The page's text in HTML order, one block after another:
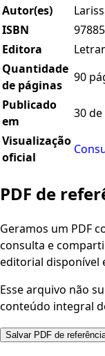
Autor(es)
ISBN
Editora
Quantidade
de páginas
90
Publicado
em
30
Visualização
oficial
PDF de
Geramos um PDF
consulta e
editorial disponível
Esse arquivo não
conteúdo integral
Salvar PDF de